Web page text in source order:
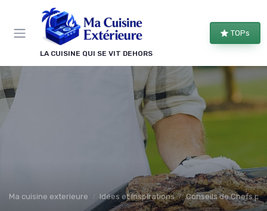
LA CUISINE QUI SE VIT DEHORS
TOPs
Ma cuisine exterieure Idées et Inspirations Conseils de Chefs
Panneau de gestion des cookies